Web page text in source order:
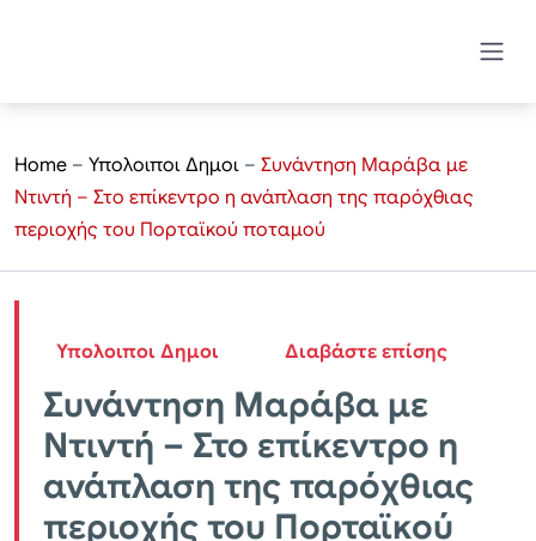
Home – Υπολοιποι Δημοι – Συνάντηση Μαράβα με
Ντιντή – Στο επίκεντρο η ανάπλαση της παρόχθιας
περιοχής του Πορταϊκού ποταμού
Υπολοιποι Δημοι Διαβάστε επίσης
Συνάντηση Μαράβα με
Ντιντή – Στο επίκεντρο η
ανάπλαση της παρόχθιας
περιοχής του Πορταϊκού